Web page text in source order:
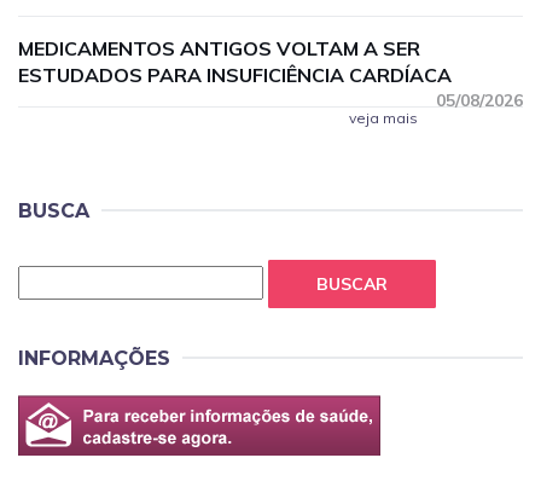
MEDICAMENTOS ANTIGOS VOLTAM A SER
ESTUDADOS PARA INSUFICIÊNCIA CARDÍACA
05/08/2026
veja mais
BUSCA
BUSCAR
INFORMAÇÕES